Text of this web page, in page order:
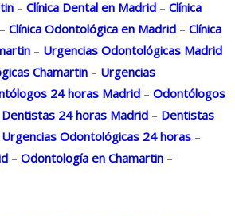
– Clínica Dental en Madrid – Clínica
– Clínica Odontológica en Madrid – Clínica
– Urgencias Odontológicas Madrid
Chamartin – Urgencias
24 horas Madrid – Odontólogos
Dentistas 24 horas Madrid – Dentistas
Urgencias Odontológicas 24 horas –
– Odontología en Chamartin –